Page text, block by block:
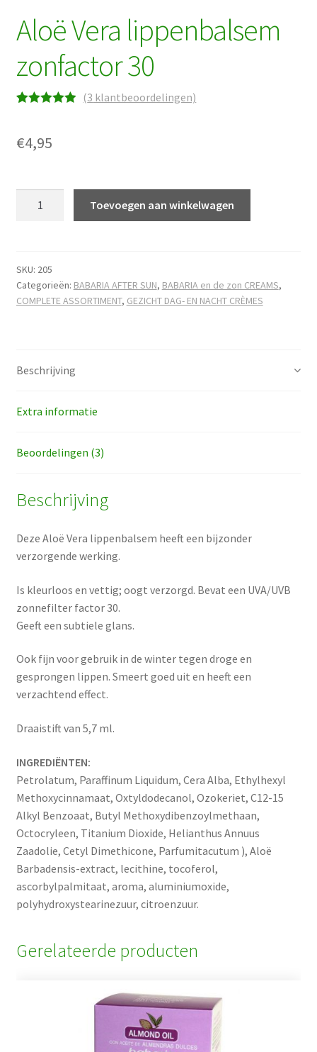
Aloë Vera lippenbalsem
zonfactor 30
gebaseerd
lingen
(3 klantbeoordelingen)
€4,95
30
hoeveelheid
Toevoegen aan winkelwagen
SKU: 205
Categorieën: BABARIA AFTER SUN, BABARIA en de zon CREAMS,
COMPLETE ASSORTIMENT, GEZICHT DAG- EN NACHT CRÈMES
Beschrijving
Extra informatie
Beoordelingen (3)
Beschrijving
Deze Aloë Vera lippenbalsem heeft een bijzonder
verzorgende werking.
Is kleurloos en vettig; oogt verzorgd. Bevat een UVA/UVB
zonnefilter factor 30.
Geeft een subtiele glans.
Ook fijn voor gebruik in de winter tegen droge en
gesprongen lippen. Smeert goed uit en heeft een
verzachtend effect.
Draaistift van 5,7 ml.
INGREDIËNTEN:
Petrolatum, Paraffinum Liquidum, Cera Alba, Ethylhexyl
Methoxycinnamaat, Oxtyldodecanol, Ozokeriet, C12-15
Alkyl Benzoaat, Butyl Methoxydibenzoylmethaan,
Octocryleen, Titanium Dioxide, Helianthus Annuus
Zaadolie, Cetyl Dimethicone, Parfumitacutum ), Aloë
Barbadensis-extract, lecithine, tocoferol,
ascorbylpalmitaat, aroma, aluminiumoxide,
polyhydroxystearinezuur, citroenzuur.
Gerelateerde producten